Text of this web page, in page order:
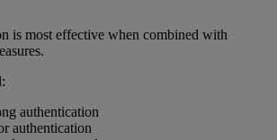
is most effective when combined with
authentication
authentication